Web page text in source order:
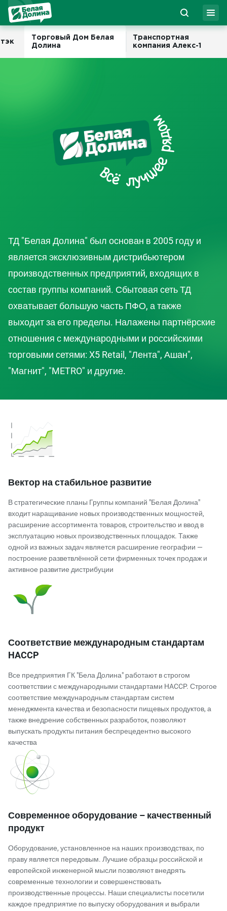
Торговый Дом Белая
Долина
Транспортная
компания Алекс-1
ТД "Белая Долина" был основан в 2005 году и
является эксклюзивным дистрибьютером
производственных предприятий, входящих в
состав группы компаний. Сбытовая сеть ТД
охватывает большую часть ПФО, а также
выходит за его пределы. Налажены партнёрские
отношения с международными и российскими
торговыми сетями: X5 Retail, "Лента", Ашан",
"Магнит", "METRO" и другие.
Вектор на стабильное развитие
В стратегические планы Группы компаний "Белая Долина"
входит наращивание новых производственных мощностей,
расширение ассортимента товаров, строительство и ввод в
эксплуатацию новых производственных площадок. Также
одной из важных задач является расширение географии —
построение разветвлённой сети фирменных точек продаж и
активное развитие дистрибуции
Соответствие международным стандартам
HACCP
Все предприятия ГК "Бела Долина" работают в строгом
соответствии с международными стандартами HACCP. Строгое
соответствие международным стандартам систем
менеджмента качества и безопасности пищевых продуктов, а
также внедрение собственных разработок, позволяют
выпускать продукты питания беспрецедентно высокого
качества
Современное оборудование – качественный
продукт
Оборудование, установленное на наших производствах, по
праву является передовым. Лучшие образцы российской и
европейской инженерной мысли позволяют внедрять
современные технологии и совершенствовать
производственные процессы. Наши специалисты посетили
каждое предприятие по выпуску оборудования и выбрали